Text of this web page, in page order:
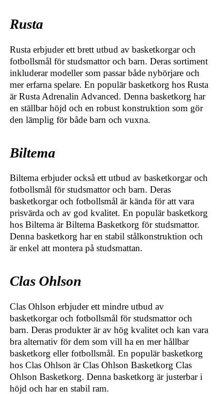
Rusta
Rusta erbjuder ett brett utbud av basketkorgar och
fotbollsmål för studsmattor och barn. Deras sortiment
inkluderar modeller som passar både nybörjare och
mer erfarna spelare. En populär basketkorg hos Rusta
är Rusta Adrenalin Advanced. Denna basketkorg har
en ställbar höjd och en robust konstruktion som gör
den lämplig för både barn och vuxna.
Biltema
Biltema erbjuder också ett utbud av basketkorgar och
fotbollsmål för studsmattor och barn. Deras
basketkorgar och fotbollsmål är kända för att vara
prisvärda och av god kvalitet. En populär basketkorg
hos Biltema är Biltema Basketkorg för studsmattor.
Denna basketkorg har en stabil stålkonstruktion och
är enkel att montera på studsmattan.
Clas Ohlson
Clas Ohlson erbjuder ett mindre utbud av
basketkorgar och fotbollsmål för studsmattor och
barn. Deras produkter är av hög kvalitet och kan vara
bra alternativ för dem som vill ha en mer hållbar
basketkorg eller fotbollsmål. En populär basketkorg
hos Clas Ohlson är Clas Ohlson Basketkorg Clas
Ohlson Basketkorg. Denna basketkorg är justerbar i
höjd och har en stabil ram.